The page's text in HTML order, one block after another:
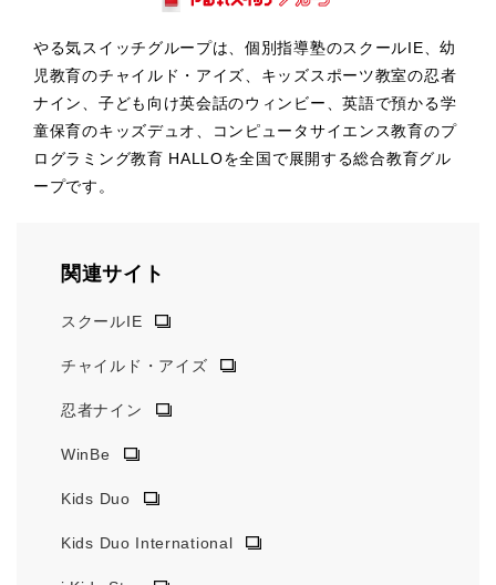
やる気スイッチグループは、個別指導塾のスクールIE、幼
児教育のチャイルド・アイズ、キッズスポーツ教室の忍者
ナイン、子ども向け英会話のウィンビー、英語で預かる学
童保育のキッズデュオ、コンピュータサイエンス教育のプ
ログラミング教育 HALLOを全国で展開する総合教育グル
ープです。
関連サイト
スクールIE
チャイルド・アイズ
忍者ナイン
WinBe
Kids Duo
Kids Duo International